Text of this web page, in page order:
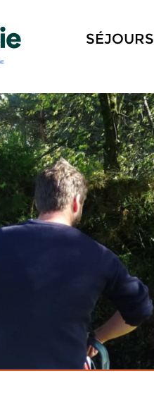
SÉJOURS